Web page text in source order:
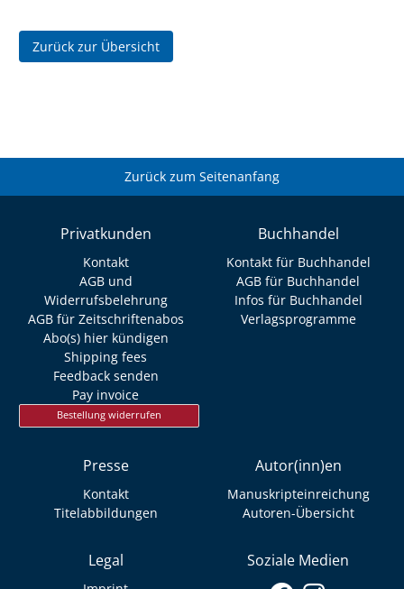
Zurück zur Übersicht
Zurück zum Seitenanfang
Privatkunden
Kontakt
AGB und
Widerrufsbelehrung
AGB für Zeitschriftenabos
Abo(s) hier kündigen
Shipping fees
Feedback senden
Pay invoice
Bestellung widerrufen
Buchhandel
Kontakt für Buchhandel
AGB für Buchhandel
Infos für Buchhandel
Verlagsprogramme
Presse
Kontakt
Titelabbildungen
Autor(inn)en
Manuskripteinreichung
Autoren-Übersicht
Legal Soziale Medien